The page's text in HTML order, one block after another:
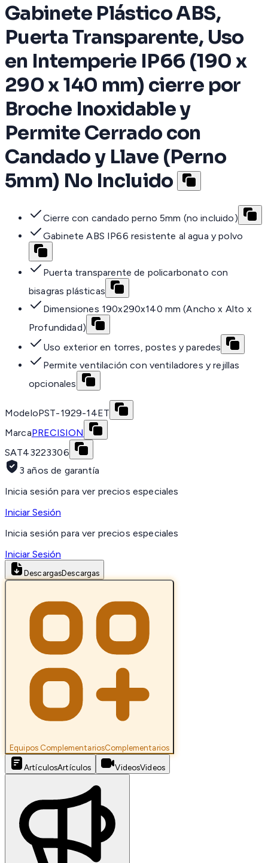
Gabinete Plástico ABS,
Puerta Transparente, Uso
en Intemperie IP66 (190 x
290 x 140 mm) cierre por
Broche Inoxidable y
Permite Cerrado con
Candado y Llave (Perno
5mm) No Incluido
Cierre con candado perno 5mm (no incluido)
Gabinete ABS IP66 resistente al agua y polvo
Puerta transparente de policarbonato con
bisagras plásticas
Dimensiones 190x290x140 mm (Ancho x Alto x
Profundidad)
Uso exterior en torres, postes y paredes
Permite ventilación con ventiladores y rejillas
opcionales
ModeloPST-1929-14ET
MarcaPRECISION
SAT43223306
3 años de garantía
Inicia sesión para ver precios especiales
Iniciar Sesión
Inicia sesión para ver precios especiales
Iniciar Sesión
DescargasDescargas
Equipos ComplementariosComplementarios
ArtículosArtículos VideosVideos